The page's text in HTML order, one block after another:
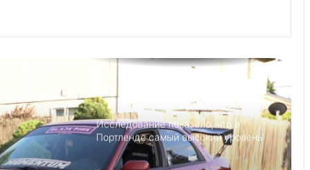
Детский день рождение в Майами,
как провести праздник под
Исследование показало, что в
Портленде самый высокий уровень
угона автомобилей на душу
населения в США